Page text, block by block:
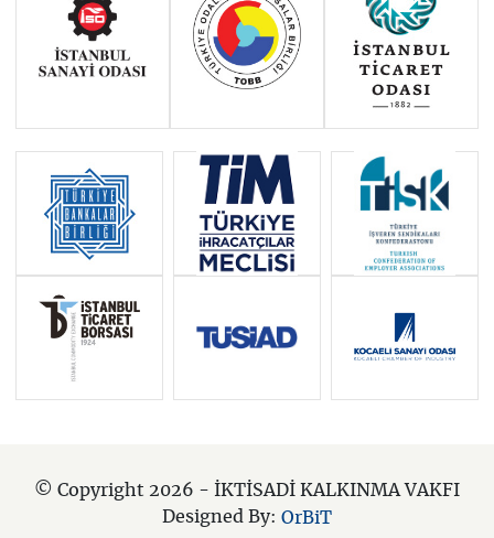
© Copyright 2026 - İKTİSADİ KALKINMA VAKFI
Designed By: OrBiT